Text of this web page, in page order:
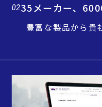
0235メーカー、
豊富な製品から貴